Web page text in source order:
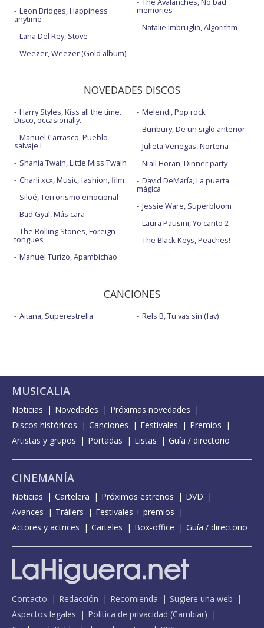
Leon Bridges, Happiness
anytime
Lana Del Rey, Stove
Weezer, Weezer (Gold album)
memories
Natalie Imbruglia, Algorithm
NOVEDADES DISCOS
Harry Styles, Kiss all the time.
Disco, occasionally.
Manuel Carrasco, Pueblo
salvaje I
Shania Twain, Little Miss Twain
Charli xcx, Music, fashion, film
Siloé, Terrorismo emocional
Bad Gyal, Más cara
The Rolling Stones, Foreign
tongues
Manuel Turizo, Apambichao
Melendi, Pop rock
Bunbury, De un siglo anterior
Julieta Venegas, Norteña
Niall Horan, Dinner party
David DeMaría, La puerta
mágica
Jessie Ware, Superbloom
Laura Pausini, Yo canto 2
The Black Keys, Peaches!
CANCIONES
Aitana, Superestrella Rels B, Tu vas sin (fav)
MUSICALIA
Noticias Novedades
Próximas novedades
Discos históricos
Canciones Festivales
Premios
Artistas y grupos
Portadas Listas Guía / directorio
CINEMANÍA
Noticias Cartelera Próximos estrenos
DVD
Avances
Tráilers
Festivales + premios
Actores y actrices
Carteles Box-office Guía / directorio
Contacto Redacción Recomienda
Sugiere una web
Aspectos legales
Política de privacidad (Cambiar)